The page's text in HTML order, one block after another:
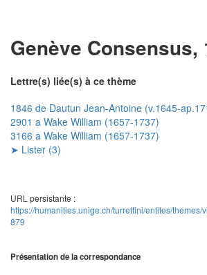
Genève Consensus,
Lettre(s) liée(s) à ce thème
1846 de Dautun Jean-Antoine (v.1645-
2901 a Wake William (1657-1737)
3166 a Wake William (1657-1737)
➤ Lister (3)
URL persistante :
https://humanities.unige.ch/turrettini/entites/themes/
879
Présentation de la correspondance